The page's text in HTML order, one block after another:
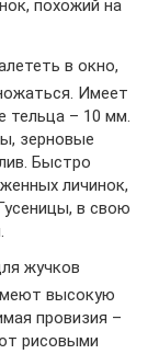
похожий на
в окно,
Имеет
тельца – 10 мм.
зерновые
Быстро
личинок,
в свою
жучков
высокую
провизия –
рисовыми